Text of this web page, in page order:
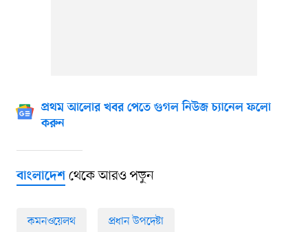
প্রথম আলোর খবর পেতে গুগল নিউজ চ্যানেল ফলো
করুন
বাংলাদেশথেকে আরও পড়ুন
কমনওয়েলথ প্রধান উপদেষ্টা